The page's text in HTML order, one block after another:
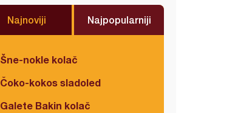
Najnoviji Najpopularniji
Šne-nokle kolač
Čoko-kokos sladoled
Galete Bakin kolač